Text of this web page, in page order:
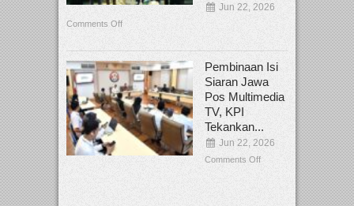
Jun 22, 2026
Comments Off
Pembinaan Isi
Siaran Jawa
Pos Multimedia
TV, KPI
Tekankan...
Jun 22, 2026
Comments Off